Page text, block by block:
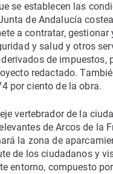
se establecen las
de Andalucía
a contratar,
y salud y otros
de impuestos,
redactado.
por ciento de la obra.
vertebrador de la
de Arcos de la
la zona de
de los ciudadanos y
entorno, compuesto